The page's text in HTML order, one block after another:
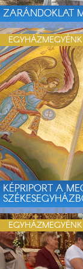
ZARÁNDOKLAT
KÉPRIPORT A
EGYHÁZMEGYÉNK
EGYHÁZMEGYÉNK